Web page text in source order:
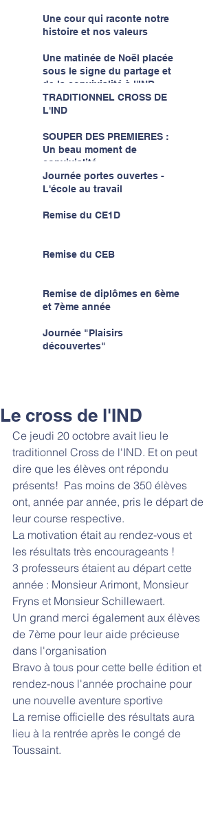
Une cour qui raconte notre
histoire et nos valeurs
Une matinée de Noël placée
sous le signe du partage et
de la convivialité à l'IND...
TRADITIONNEL CROSS DE
L'IND
SOUPER DES PREMIERES :
Un beau moment de
convivialité...
Journée portes ouvertes -
L'école au travail
Remise du CE1D
Remise du CEB
Remise de diplômes en 6ème
et 7ème année
Journée "Plaisirs
découvertes"
Le cross de l'IND
Ce jeudi 20 octobre avait lieu le
traditionnel Cross de l'IND. Et on peut
dire que les élèves ont répondu
présents!  Pas moins de 350 élèves
ont, année par année, pris le départ de
leur course respective.
La motivation était au rendez-vous et
les résultats très encourageants !
3 professeurs étaient au départ cette
année : Monsieur Arimont, Monsieur
Fryns et Monsieur Schillewaert.
Un grand merci également aux élèves
de 7ème pour leur aide précieuse
dans l'organisation
Bravo à tous pour cette belle édition et
rendez-nous l'année prochaine pour
une nouvelle aventure sportive
La remise officielle des résultats aura
lieu à la rentrée après le congé de
Toussaint.